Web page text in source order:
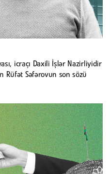
icraçı Daxili İşlər Nazirliyidir
Rüfət Səfərovun son sözü